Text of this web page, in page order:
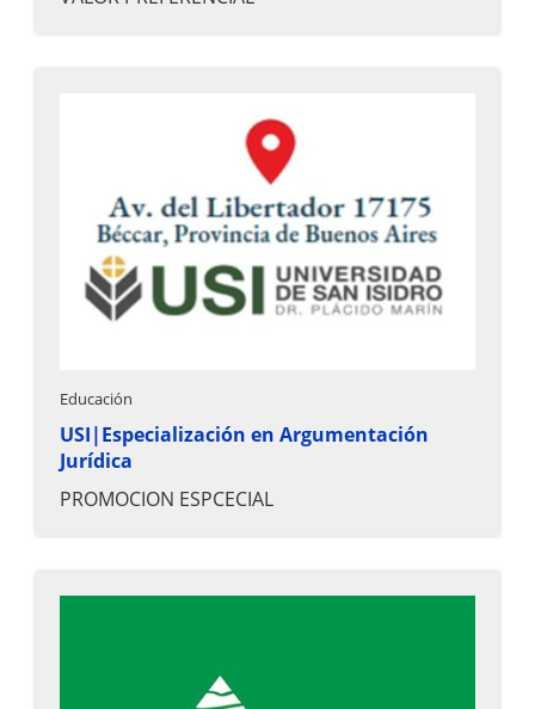
Educación
USI|Especialización en Argumentación
Jurídica
PROMOCION ESPCECIAL